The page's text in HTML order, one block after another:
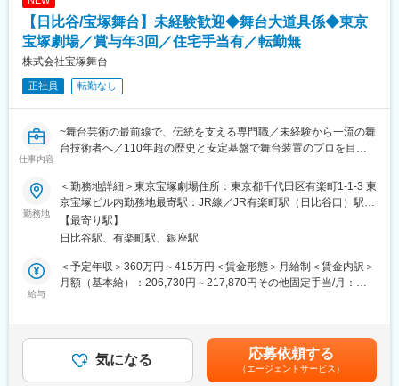
■組織構成
デザイナー２名、パタンナー、生産管理
■doubletについて：https://doublet-jp.com/
◎ダブレット(doublet)は日本のメンズブランド。メンズウェアを
クス的な雰囲気もある。
◎ブランド名の「doublet」はルイス・キャロルの言葉遊び「ダブ
語の片方を、1文字ずつ、他の単語に変化させていき、始めに与え
られたもう片方の単語まで変化させていく、というルール。
◎まるでこの言葉遊びのように、ベーシック・スタンダードなア
イテムを基本に唐突なアイデアを混ぜ込んだ『違和感のある日常
着』をコンセプトに掲げ、 ウェアからアクセサリーまでのトータ
ルアイテムを展開している。
【日比谷/宝塚舞台】未経験歓迎◆舞台大道具係◆東京
宝塚劇場／賞与年3回／住宅手当有／転勤無
株式会社宝塚舞台
正社員 転勤なし
仕事内容
~舞台芸術の最前線で、伝統を支える専門職／未経験から一流の舞
台技術者へ／110年超の歴史と安定基盤で舞台装置のプロを目指
■求人概要
＜https://www.takarazuka-butai.co.jp/＞
当社は、伝統ある宝塚歌劇の舞台を支える舞台技術者として、大
道具担当のチームで、公演の準備から本番、撤収までのバックス
テージ業務全般に従事します。配属先は、【東京宝塚劇場】とな
り、舞台の演出に直結する重要な役割を担います。
トン等）の操作を行い、出演者や他チームと連携してダイナミッ
クな演出を支えます。
また、公演ごとに舞台装置や大道具の搬入・搬出も担当します。
勤務地
＜勤務地詳細＞東京宝塚劇場住所：東京都千代田区有楽町1‐1‐3 東
京宝塚ビル内勤務地最寄駅：JR線／JR有楽町駅（日比谷口）駅受
動喫煙対策：敷地内全面禁煙変更の範囲：会社の定める事業所
【最寄り駅】
日比谷駅、有楽町駅、銀座駅
給与
＜予定年収＞360万円～415万円＜賃金形態＞月給制＜賃金内訳＞
月額（基本給）：206,730円～217,870円その他固定手当/月：
20,000円です。※年齢・経験・能力・適性などを考慮のうえ、決
定いたします。■昇給：年1回■賞与：年3回 ※前年度実績年間3ヶ
月分賃金はあくまでも目安の金額であり、選考を通じて上下する
気になる 応募依頼する
（エージェントサービス）